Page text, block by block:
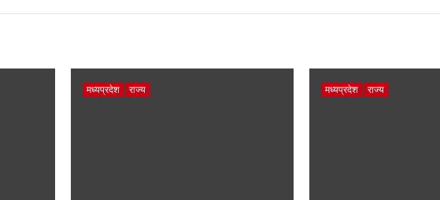
मध्यप्रदेश राज्य मध्यप्रदेश राज्य